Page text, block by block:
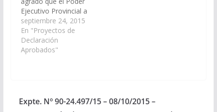
Ejecutivo Provincial a
través del Ministerio de
Finanzas y Obras
Públicas, arbitren los
medios necesarios a
para la construcción de
un camino…
septiembre 24, 2015
En "Proyectos de
Declaración
Aprobados"
Expte. Nº 90-24.497/15 – 08/10/2015 –